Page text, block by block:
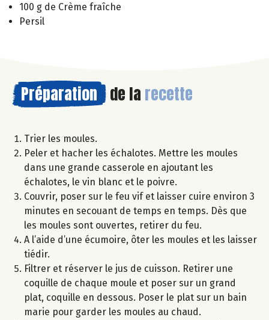
100 g de Crème fraîche
Persil
Préparation de la recette
Trier les moules.
Peler et hacher les échalotes. Mettre les moules
dans une grande casserole en ajoutant les
échalotes, le vin blanc et le poivre.
Couvrir, poser sur le feu vif et laisser cuire environ 3
minutes en secouant de temps en temps. Dès que
les moules sont ouvertes, retirer du feu.
A l’aide d’une écumoire, ôter les moules et les laisser
tiédir.
Filtrer et réserver le jus de cuisson. Retirer une
coquille de chaque moule et poser sur un grand
plat, coquille en dessous. Poser le plat sur un bain
marie pour garder les moules au chaud.